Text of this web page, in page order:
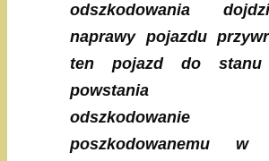
odszkodowania
naprawy pojazdu
ten pojazd do stanu
powstania
odszkodowanie
poszkodowanemu w